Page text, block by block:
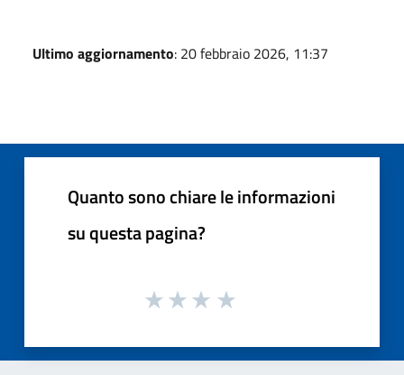
Ultimo aggiornamento: 20 febbraio 2026, 11:37
Quanto sono chiare le informazioni
su questa pagina?